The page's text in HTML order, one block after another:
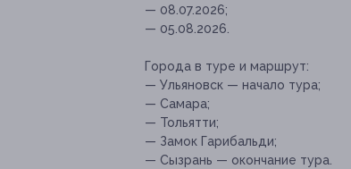
— 08.07.2026;
— 05.08.2026.
Города в туре и маршрут:
— Ульяновск — начало тура;
— Самара;
— Тольятти;
— Замок Гарибальди;
— Сызрань — окончание тура.